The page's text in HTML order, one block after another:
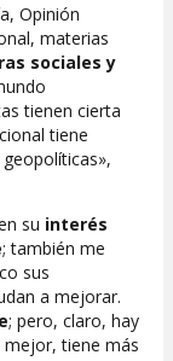
Opinión
materias
sociales y
tienen cierta
tiene
su interés
; también me
sus
a mejorar.
; pero, claro, hay
tiene más